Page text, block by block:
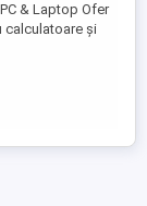
& Laptop Ofer
calculatoare și
accesibile:
și
Instalare și
viruși și